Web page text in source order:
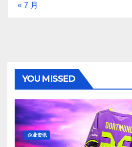
« 7 月
YOU MISSED
企业资讯